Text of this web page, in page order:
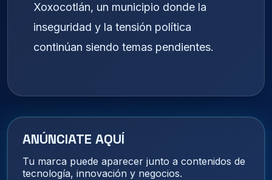
Xoxocotlán, un municipio donde la
inseguridad y la tensión política
continúan siendo temas pendientes.
ANÚNCIATE AQUÍ
Tu marca puede aparecer junto a contenidos de
tecnología, innovación y negocios.